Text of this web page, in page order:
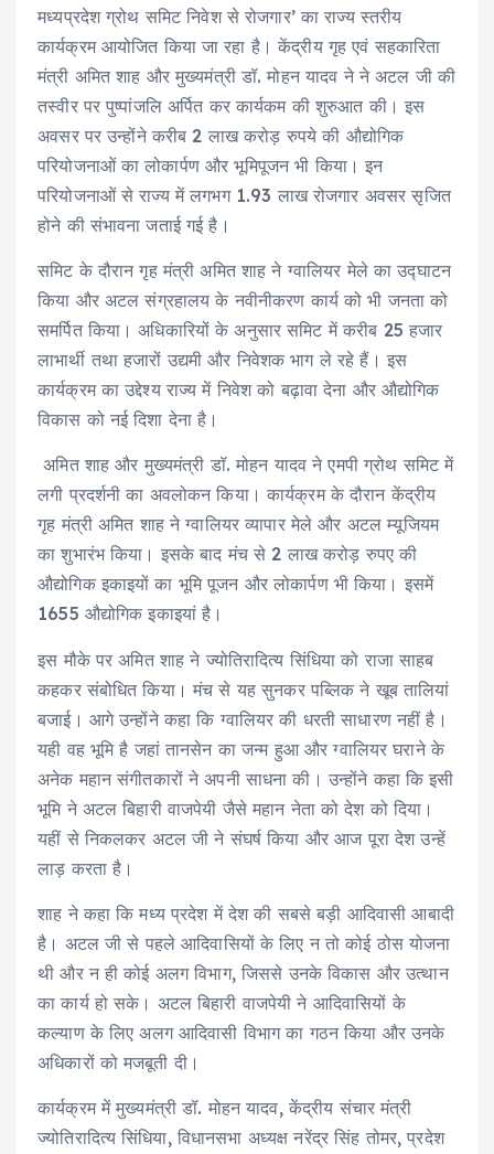
मध्यप्रदेश ग्रोथ समिट निवेश से रोजगार’ का राज्य स्तरीय
कार्यक्रम आयोजित किया जा रहा है। केंद्रीय गृह एवं सहकारिता
मंत्री अमित शाह और मुख्यमंत्री डॉ. मोहन यादव ने ने अटल जी की
तस्वीर पर पुष्पांजलि अर्पित कर कार्यकम की शुरुआत की। इस
अवसर पर उन्होंने करीब 2 लाख करोड़ रुपये की औद्योगिक
परियोजनाओं का लोकार्पण और भूमिपूजन भी किया। इन
परियोजनाओं से राज्य में लगभग 1.93 लाख रोजगार अवसर सृजित
होने की संभावना जताई गई है।
समिट के दौरान गृह मंत्री अमित शाह ने ग्वालियर मेले का उद्घाटन
किया और अटल संग्रहालय के नवीनीकरण कार्य को भी जनता को
समर्पित किया। अधिकारियों के अनुसार समिट में करीब 25 हजार
लाभार्थी तथा हजारों उद्यमी और निवेशक भाग ले रहे हैं। इस
कार्यक्रम का उद्देश्य राज्य में निवेश को बढ़ावा देना और औद्योगिक
विकास को नई दिशा देना है।
अमित शाह और मुख्यमंत्री डॉ. मोहन यादव ने एमपी ग्रोथ समिट में
लगी प्रदर्शनी का अवलोकन किया। कार्यक्रम के दौरान केंद्रीय
गृह मंत्री अमित शाह ने ग्वालियर व्यापार मेले और अटल म्यूजियम
का शुभारंभ किया। इसके बाद मंच से 2 लाख करोड़ रुपए की
औद्योगिक इकाइयों का भूमि पूजन और लोकार्पण भी किया। इसमें
1655 औद्योगिक इकाइयां है।
इस मौके पर अमित शाह ने ज्योतिरादित्य सिंधिया को राजा साहब
कहकर संबोधित किया। मंच से यह सुनकर पब्लिक ने खूब तालियां
बजाई। आगे उन्होंने कहा कि ग्वालियर की धरती साधारण नहीं है।
यही वह भूमि है जहां तानसेन का जन्म हुआ और ग्वालियर घराने के
अनेक महान संगीतकारों ने अपनी साधना की। उन्होंने कहा कि इसी
भूमि ने अटल बिहारी वाजपेयी जैसे महान नेता को देश को दिया।
यहीं से निकलकर अटल जी ने संघर्ष किया और आज पूरा देश उन्हें
लाड़ करता है।
शाह ने कहा कि मध्य प्रदेश में देश की सबसे बड़ी आदिवासी आबादी
है। अटल जी से पहले आदिवासियों के लिए न तो कोई ठोस योजना
थी और न ही कोई अलग विभाग, जिससे उनके विकास और उत्थान
का कार्य हो सके। अटल बिहारी वाजपेयी ने आदिवासियों के
कल्याण के लिए अलग आदिवासी विभाग का गठन किया और उनके
अधिकारों को मजबूती दी।
कार्यक्रम में मुख्यमंत्री डॉ. मोहन यादव, केंद्रीय संचार मंत्री
ज्योतिरादित्य सिंधिया, विधानसभा अध्यक्ष नरेंद्र सिंह तोमर, प्रदेश